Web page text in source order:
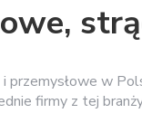
przemysłowe w
firmy z tej